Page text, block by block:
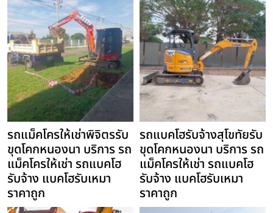
รถแม็คโครให้เช่าพิจิตรรับ
ขุดโคกหนองนา บริการ รถ
แม็คโครให้เช่า รถแบคโฮ
รับจ้าง แบคโฮรับเหมา
ราคาถูก
รถแบคโฮรับจ้างสุโขทัยรับ
ขุดโคกหนองนา บริการ รถ
แม็คโครให้เช่า รถแบคโฮ
รับจ้าง แบคโฮรับเหมา
ราคาถูก